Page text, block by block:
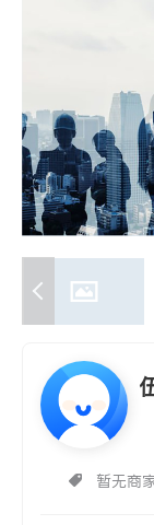
建筑装修
暂无商